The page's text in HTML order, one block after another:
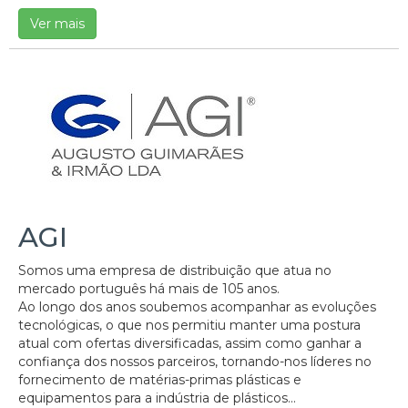
Ver mais
AGI
Somos uma empresa de distribuição que atua no
mercado português há mais de 105 anos.
Ao longo dos anos soubemos acompanhar as evoluções
tecnológicas, o que nos permitiu manter uma postura
atual com ofertas diversificadas, assim como ganhar a
confiança dos nossos parceiros, tornando-nos líderes no
fornecimento de matérias-primas plásticas e
equipamentos para a indústria de plásticos...